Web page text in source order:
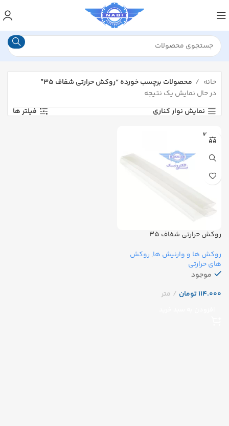
خانه
محصولات برچسب خورده “روکش حرارتی شفاف ۳۵”
در حال نمایش یک نتیجه
نمایش نوار کناری
فیلتر ها
WOER
روکش حرارتی شفاف ۳۵
روکش ها و وارنیش ها, روکش
های حرارتی
موجود
تومان